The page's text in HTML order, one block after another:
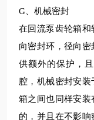
G、机械密封
在回流泵齿轮箱和
向密封环，径向
供额外的保护，
腔，机械密封安
箱之间也同样安装
的，并且在不影